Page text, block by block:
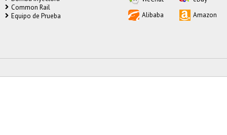
Common Rail
Equipo de Prueba
Alibaba
Amazon